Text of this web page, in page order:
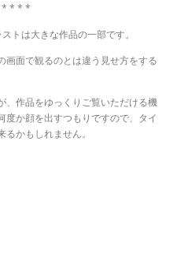
* * *
トは大きな作品の一部です。
画面で観るのとは違う見せ方をする
、作品をゆっくりご覧いただける機
か顔を出すつもりですので、タイ
かもしれません。